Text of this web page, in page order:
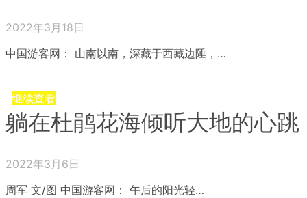
2022年3月18日
中国游客网： 山南以南，深藏于西藏边陲，…
继续查看
躺在杜鹃花海倾听大地的心跳
2022年3月6日
周军 文/图 中国游客网： 午后的阳光轻…